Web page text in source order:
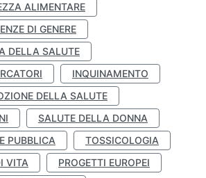
ALIMENTARE
DI GENERE
DELLA SALUTE
INQUINAMENTO
DELLA SALUTE
SALUTE DELLA DONNA
PUBBLICA
TOSSICOLOGIA
VITA
PROGETTI EUROPEI